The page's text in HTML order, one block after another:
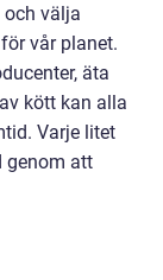
välja
vår planet.
äta
kött kan alla
Varje litet
genom att